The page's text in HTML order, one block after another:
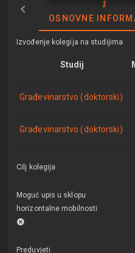
OSNOVNE
Izvođenje kolegija na studijima
Studij
Građevinarstvo (doktorski)
Građevinarstvo (doktorski)
Cilj kolegija
Moguć upis u sklopu
horizontalne mobilnosti
Preduvjeti